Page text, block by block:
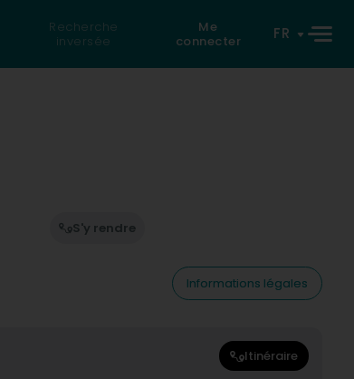
Recherche
inversée
Me
connecter
FR
S'y rendre
Informations légales
Itinéraire